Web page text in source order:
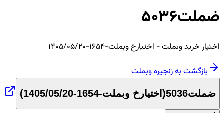
ضملت5036
اختیار خریدوبملت- اختیارخ وبملت-1654-1405/05/20
بازگشت به زنجیرهوبملت
ضملت5036 ( اختیارخ وبملت-1654-1405/05/20 )